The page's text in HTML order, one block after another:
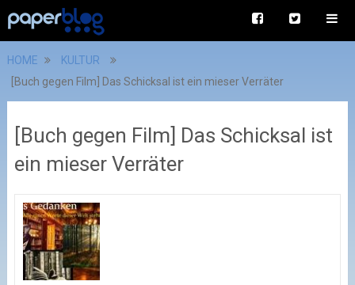
HOME
KULTUR
[Buch gegen Film] Das Schicksal ist ein mieser Verräter
[Buch gegen Film] Das Schicksal ist
ein mieser Verräter